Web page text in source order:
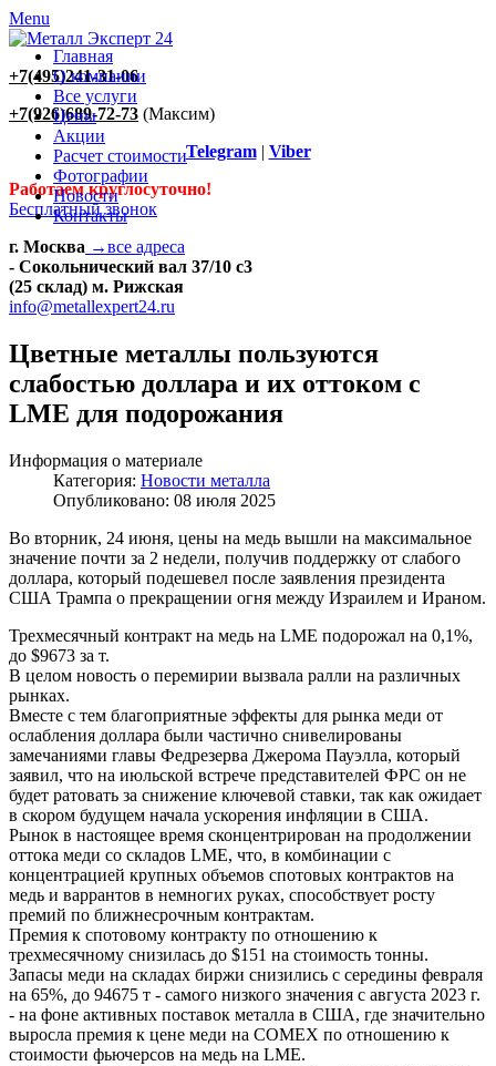
Menu
Главная
О компании
Все услуги
Цены
Акции
Расчет стоимости
Фотографии
Новости
Контакты
+7(495)241-31-06
+7(926)689-72-73 (Максим)
Telegram| Viber
Работаем круглосуточно!
Бесплатный звонок
г. Москва →все адреса
- Сокольнический вал 37/10 с3
(25 склад) м. Рижская
info@metallexpert24.ru
Цветные металлы пользуются
слабостью доллара и их оттоком с
LME для подорожания
Информация о материале
Категория: Новости металла
Опубликовано: 08 июля 2025
Во вторник, 24 июня, цены на медь вышли на максимальное
значение почти за 2 недели, получив поддержку от слабого
доллара, который подешевел после заявления президента
США Трампа о прекращении огня между Израилем и Ираном.
Трехмесячный контракт на медь на LME подорожал на 0,1%,
до $9673 за т.
В целом новость о перемирии вызвала ралли на различных
рынках.
Вместе с тем благоприятные эффекты для рынка меди от
ослабления доллара были частично снивелированы
замечаниями главы Федрезерва Джерома Пауэлла, который
заявил, что на июльской встрече представителей ФРС он не
будет ратовать за снижение ключевой ставки, так как ожидает
в скором будущем начала ускорения инфляции в США.
Рынок в настоящее время сконцентрирован на продолжении
оттока меди со складов LME, что, в комбинации с
концентрацией крупных объемов спотовых контрактов на
медь и варрантов в немногих руках, способствует росту
премий по ближнесрочным контрактам.
Премия к спотовому контракту по отношению к
трехмесячному снизилась до $151 на стоимость тонны.
Запасы меди на складах биржи снизились с середины февраля
на 65%, до 94675 т - самого низкого значения с августа 2023 г.
- на фоне активных поставок металла в США, где значительно
выросла премия к цене меди на COMEX по отношению к
стоимости фьючерсов на медь на LME.